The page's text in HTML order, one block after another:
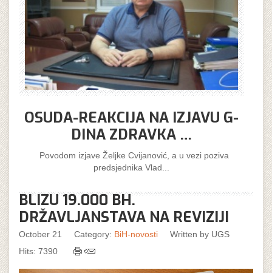
OSUDA-REAKCIJA NA IZJAVU G-
DINA ZDRAVKA …
Povodom izjave Željke Cvijanović, a u vezi poziva
predsjednika Vlad...
BLIZU 19.000 BH.
DRŽAVLJANSTAVA NA REVIZIJI
October 21 Category: BiH-novosti Written by UGS
Hits: 7390